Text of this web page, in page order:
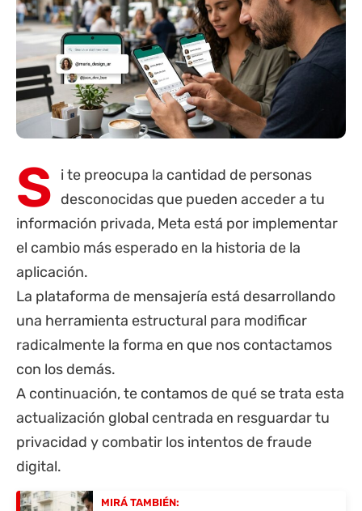
S i te preocupa la cantidad de personas
desconocidas que pueden acceder a tu
información privada, Meta está por implementar
el cambio más esperado en la historia de la
aplicación.
La plataforma de mensajería está desarrollando
una herramienta estructural para modificar
radicalmente la forma en que nos contactamos
con los demás.
A continuación, te contamos de qué se trata esta
actualización global centrada en resguardar tu
privacidad y combatir los intentos de fraude
digital.
MIRÁ TAMBIÉN: